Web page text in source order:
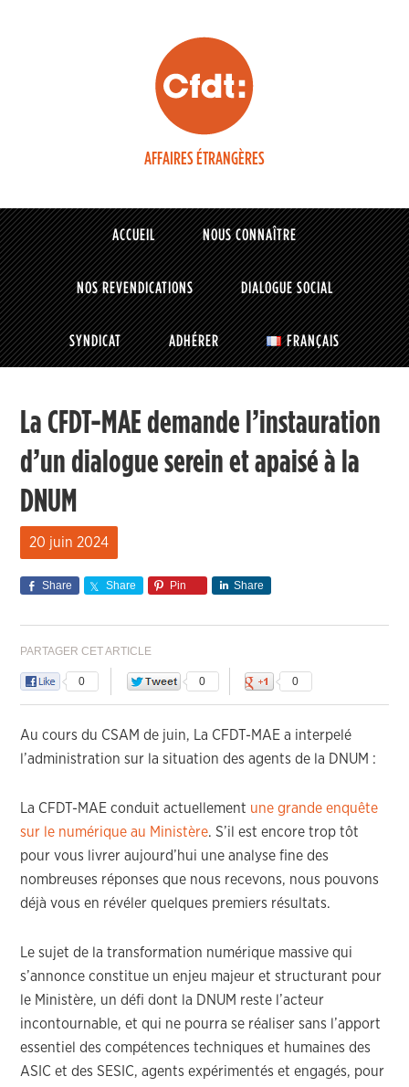
AFFAIRES ÉTRANGÈRES
ACCUEIL NOUS CONNAÎTRE
NOS REVENDICATIONS DIALOGUE SOCIAL
SYNDICAT ADHÉRER FRANÇAIS
La CFDT-MAE demande l’instauration
d’un dialogue serein et apaisé à la
DNUM
20 juin 2024
Share Share Pin Share
PARTAGER CET ARTICLE
0 0 0
Au cours du CSAM de juin, La CFDT-MAE a interpelé
l’administration sur la situation des agents de la DNUM :
La CFDT-MAE conduit actuellement une grande enquête
sur le numérique au Ministère. S’il est encore trop tôt
pour vous livrer aujourd’hui une analyse fine des
nombreuses réponses que nous recevons, nous pouvons
déjà vous en révéler quelques premiers résultats.
Le sujet de la transformation numérique massive qui
s’annonce constitue un enjeu majeur et structurant pour
le Ministère, un défi dont la DNUM reste l’acteur
incontournable, et qui ne pourra se réaliser sans l’apport
essentiel des compétences techniques et humaines des
ASIC et des SESIC, agents expérimentés et engagés, pour